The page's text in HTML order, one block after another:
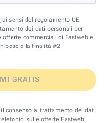
ai sensi del regolamento UE
dei dati personali per
commerciali di Fastweb e
base alla finalità #2
GRATIS
consenso al trattamento dei dati
sulle offerte Fastweb